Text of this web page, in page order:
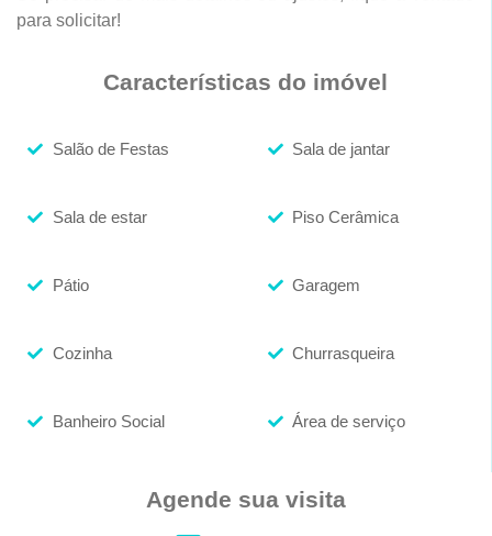
para solicitar!
Características do imóvel
Salão de Festas Sala de jantar
Sala de estar Piso Cerâmica
Pátio Garagem
Cozinha Churrasqueira
Banheiro Social Área de serviço
Agende sua visita